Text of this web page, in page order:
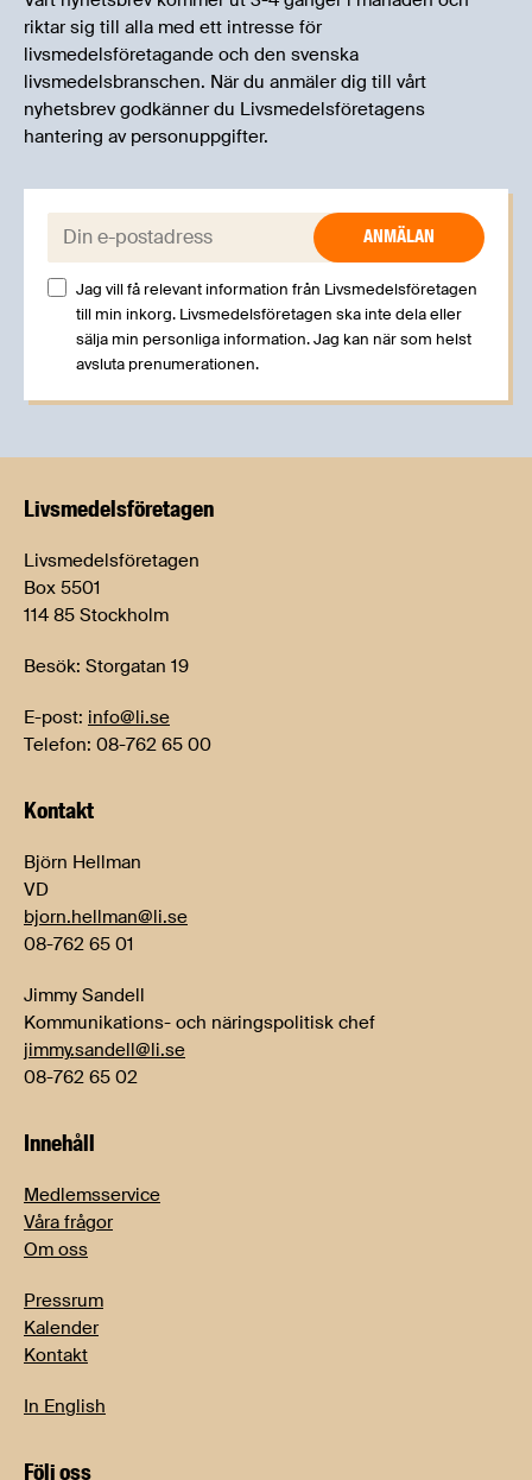
riktar sig till alla med ett intresse för
livsmedelsföretagande och den svenska
livsmedelsbranschen. När du anmäler dig till vårt
nyhetsbrev godkänner du Livsmedelsföretagens
hantering av personuppgifter.
E-post:
Jag vill få relevant information från Livsmedelsföretagen
till min inkorg. Livsmedelsföretagen ska inte dela eller
sälja min personliga information. Jag kan när som helst
avsluta prenumerationen.
Livsmedels­företagen
Livsmedelsföretagen
Box 5501
114 85 Stockholm
Besök: Storgatan 19
E-post: info@li.se
Telefon: 08-762 65 00
Kontakt
Björn Hellman
VD
bjorn.hellman@li.se
08-762 65 01
Jimmy Sandell
Kommunikations- och näringspolitisk chef
jimmy.sandell@li.se
08-762 65 02
Innehåll
Medlemsservice
Våra frågor
Om oss
Pressrum
Kalender
Kontakt
In English
Följ oss